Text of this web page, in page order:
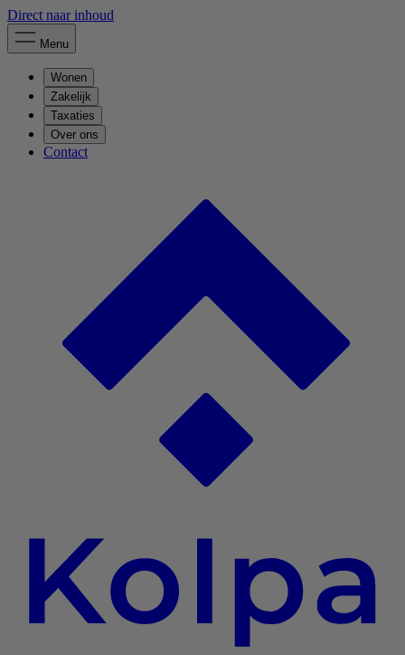
Direct naar inhoud
Menu
Wonen
Zakelijk
Taxaties
Over ons
Contact